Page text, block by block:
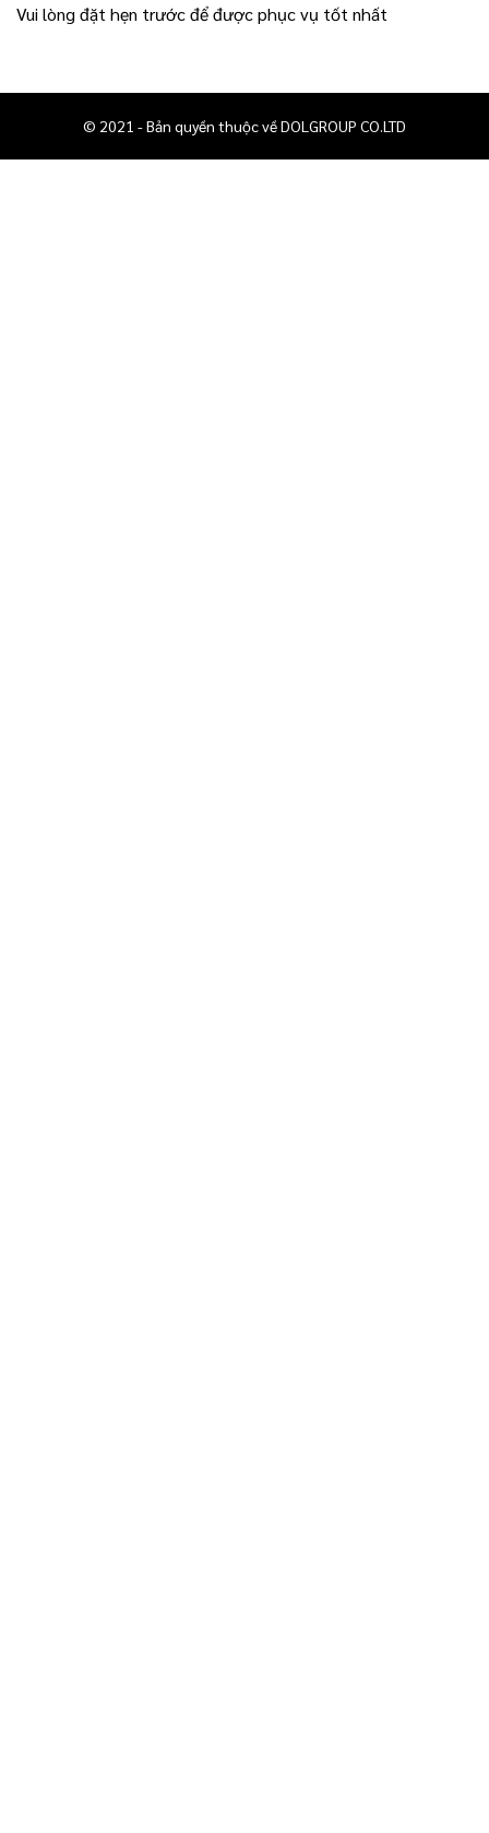
Vui lòng đặt hẹn trước để được phục vụ tốt nhất
© 2021 - Bản quyền thuộc về DOLGROUP CO.LTD